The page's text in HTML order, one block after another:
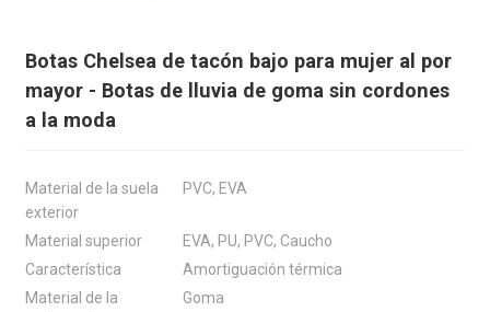
Botas Chelsea de tacón bajo para mujer al por
mayor - Botas de lluvia de goma sin cordones
a la moda
Material de la suela
exterior
PVC, EVA
Material superior
EVA, PU, ​​PVC, Caucho
Característica
Amortiguación térmica
Material de la
Goma